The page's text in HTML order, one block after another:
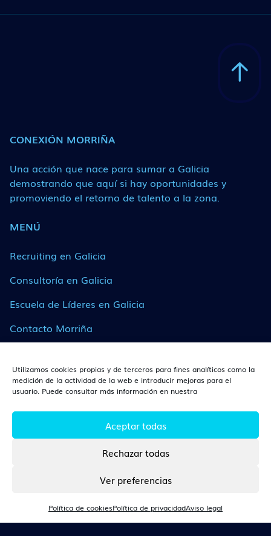
Utilizamos cookies propias y de terceros para fines analíticos como la
medición de la actividad de la web e introducir mejoras para el
usuario. Puede consultar más información en nuestra
Aceptar todas
Rechazar todas
Ver preferencias
Política de cookiesPolítica de privacidadAviso legal
CONEXIÓN MORRIÑA
Una acción que nace para sumar a Galicia
demostrando que aquí si hay oportunidades y
promoviendo el retorno de talento a la zona.
MENÚ
Recruiting en Galicia
Consultoría en Galicia
Escuela de Líderes en Galicia
Contacto Morriña
¿DÓNDE ESTAMOS?
Av. Independencia, 14, Planta 3, 24003, León (León).